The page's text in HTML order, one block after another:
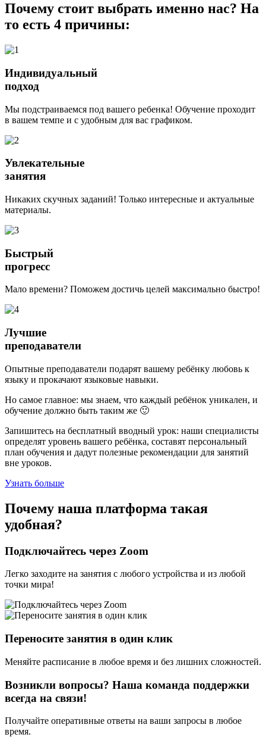
Почему стоит выбрать именно нас? На
то есть 4 причины:
Индивидуальный
подход
Мы подстраиваемся под вашего ребенка! Обучение проходит
в вашем темпе и с удобным для вас графиком.
Увлекательные
занятия
Никаких скучных заданий! Только интересные и актуальные
материалы.
Быстрый
прогресс
Мало времени? Поможем достичь целей максимально быстро!
Лучшие
преподаватели
Опытные преподаватели подарят вашему ребёнку любовь к
языку и прокачают языковые навыки.
Но самое главное: мы знаем, что каждый ребёнок уникален, и
обучение должно быть таким же 🙂
Запишитесь на бесплатный вводный урок: наши специалисты
определят уровень вашего ребёнка, составят персональный
план обучения и дадут полезные рекомендации для занятий
вне уроков.
Узнать больше
Почему наша платформа такая
удобная?
Подключайтесь через Zoom
Легко заходите на занятия с любого устройства и из любой
точки мира!
Переносите занятия в один клик
Меняйте расписание в любое время и без лишних сложностей.
Возникли вопросы? Наша команда поддержки
всегда на связи!
Получайте оперативные ответы на ваши запросы в любое
время.